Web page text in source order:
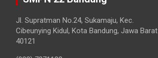
Jl. Supratman No.24, Sukamaju, Kec.
Cibeunying Kidul, Kota Bandung, Jawa Barat
40121